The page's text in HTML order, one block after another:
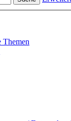
Themen